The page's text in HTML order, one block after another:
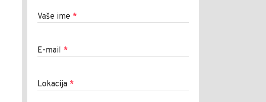
Vaše ime *
E-mail *
Lokacija *